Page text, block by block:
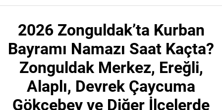
2026 Zonguldak’ta Kurban
Bayramı Namazı Saat Kaçta?
Zonguldak Merkez, Ereğli,
Alaplı, Devrek Çaycuma
Gökçebey ve Diğer İlçelerde